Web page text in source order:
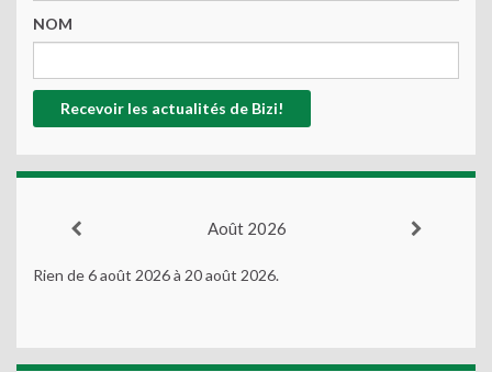
NOM
Août 2026
Rien de 6 août 2026 à 20 août 2026.